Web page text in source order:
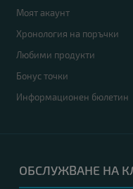
Моят акаунт
Хронология на поръчки
Любими продукти
Бонус точки
Информационен бюлетин
ОБСЛУЖВАНЕ НА